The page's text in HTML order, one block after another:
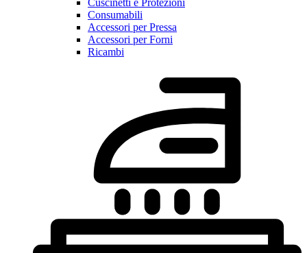
Cuscinetti e Protezioni
Consumabili
Accessori per Pressa
Accessori per Forni
Ricambi